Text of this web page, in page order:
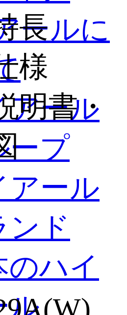
ールに
アール
ープ
アール
ンド
のハイ
ル
長
様
明書・